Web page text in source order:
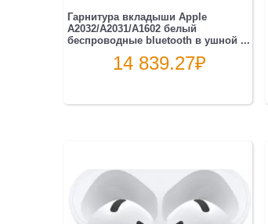
Гарнитура вкладыши Apple
A2032/A2031/A1602 белый
беспроводные bluetooth в ушной ...
14 839.27₽